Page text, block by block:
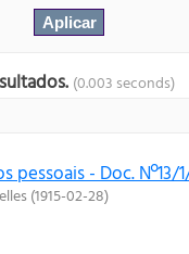
(0.003 seconds)
pessoais - Doc. Nº13/
(1915-02-28)